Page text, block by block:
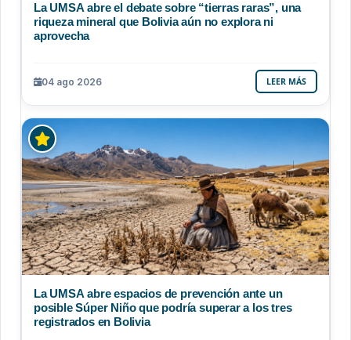
La UMSA abre el debate sobre “tierras raras”, una
riqueza mineral que Bolivia aún no explora ni
aprovecha
04 ago 2026 LEER MÁS
La UMSA abre espacios de prevención ante un
posible Súper Niño que podría superar a los tres
registrados en Bolivia